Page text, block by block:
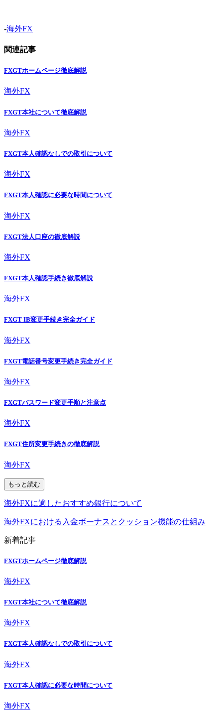
-海外FX
関連記事
FXGTホームページ徹底解説
海外FX
FXGT本社について徹底解説
海外FX
FXGT本人確認なしでの取引について
海外FX
FXGT本人確認に必要な時間について
海外FX
FXGT法人口座の徹底解説
海外FX
FXGT本人確認手続き徹底解説
海外FX
FXGT IB変更手続き完全ガイド
海外FX
FXGT電話番号変更手続き完全ガイド
海外FX
FXGTパスワード変更手順と注意点
海外FX
FXGT住所変更手続きの徹底解説
海外FX
もっと読む
海外FXに適したおすすめ銀行について
海外FXにおける入金ボーナスとクッション機能の仕組み
新着記事
FXGTホームページ徹底解説
海外FX
FXGT本社について徹底解説
海外FX
FXGT本人確認なしでの取引について
海外FX
FXGT本人確認に必要な時間について
海外FX